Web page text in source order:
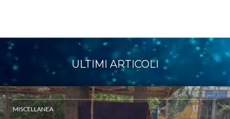
ULTIMI ARTICOLI
MISCELLANEA